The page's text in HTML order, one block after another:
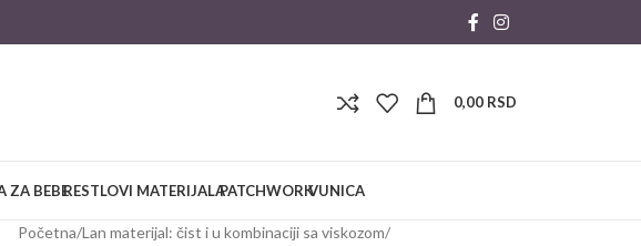
0,00 RSD
ZA BEBERESTLOVI MATERIJALAPATCHWORKVUNICA
Početna/Lan materijal: čist i u kombinaciji sa viskozom/